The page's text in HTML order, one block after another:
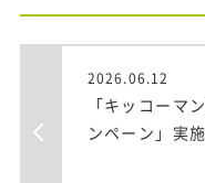
2026.06.12
「キッコーマ
ンペーン」実